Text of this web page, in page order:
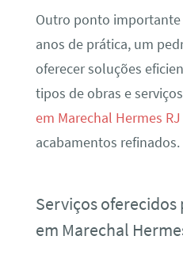
Outro ponto importante
anos de prática, um
oferecer soluções
tipos de obras e
em Marechal Hermes RJ
acabamentos refinados.
Serviços
em Marechal